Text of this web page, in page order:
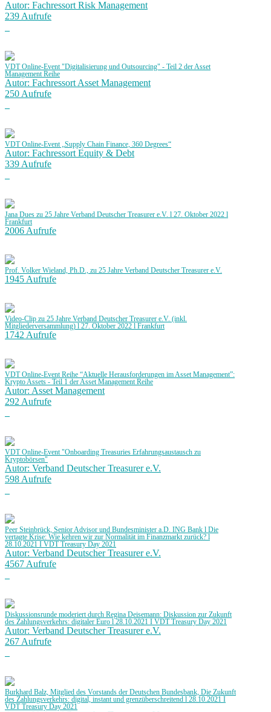
Autor: Fachressort Risk Management
239 Aufrufe
VDT Online-Event "Digitalisierung und Outsourcing" - Teil 2 der Asset
Management Reihe
Autor: Fachressort Asset Management
250 Aufrufe
VDT Online-Event „Supply Chain Finance, 360 Degrees“
Autor: Fachressort Equity & Debt
339 Aufrufe
Jana Dues zu 25 Jahre Verband Deutscher Treasurer e.V. l 27. Oktober 2022 l
Frankfurt
2006 Aufrufe
Prof. Volker Wieland, Ph.D., zu 25 Jahre Verband Deutscher Treasurer e.V.
1945 Aufrufe
Video-Clip zu 25 Jahre Verband Deutscher Treasurer e.V. (inkl.
Mitgliederversammlung) l 27. Oktober 2022 l Frankfurt
1742 Aufrufe
VDT Online-Event Reihe “Aktuelle Herausforderungen im Asset Management”:
Krypto Assets - Teil 1 der Asset Management Reihe
Autor: Asset Management
292 Aufrufe
VDT Online-Event "Onboarding Treasuries Erfahrungsaustausch zu
Kryptobörsen"
Autor: Verband Deutscher Treasurer e.V.
598 Aufrufe
Peer Steinbrück, Senior Advisor und Bundesminister a.D. ING Bank l Die
vertagte Krise: Wie kehren wir zur Normalität im Finanzmarkt zurück? l
28.10.2021 I VDT Treasury Day 2021
Autor: Verband Deutscher Treasurer e.V.
4567 Aufrufe
Diskussionsrunde moderiert durch Regina Deisemann: Diskussion zur Zukunft
des Zahlungsverkehrs: digitaler Euro l 28.10.2021 I VDT Treasury Day 2021
Autor: Verband Deutscher Treasurer e.V.
267 Aufrufe
Burkhard Balz, Mitglied des Vorstands der Deutschen Bundesbank, Die Zukunft
des Zahlungsverkehrs: digital, instant und grenzüberschreitend l 28.10.2021 I
VDT Treasury Day 2021